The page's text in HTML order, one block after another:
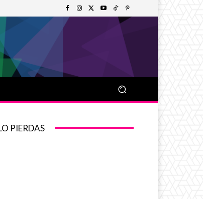
PIERDAS